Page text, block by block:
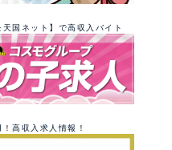
国ネット】で高収入バイト
高収入求人情報！